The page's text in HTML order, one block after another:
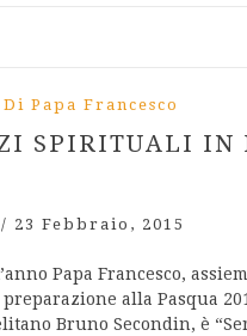
Papa Francesco
SPIRITUALI IN
/ 23 Febbraio, 2015
Papa Francesco,
alla Pasqua
Bruno Secondin, è